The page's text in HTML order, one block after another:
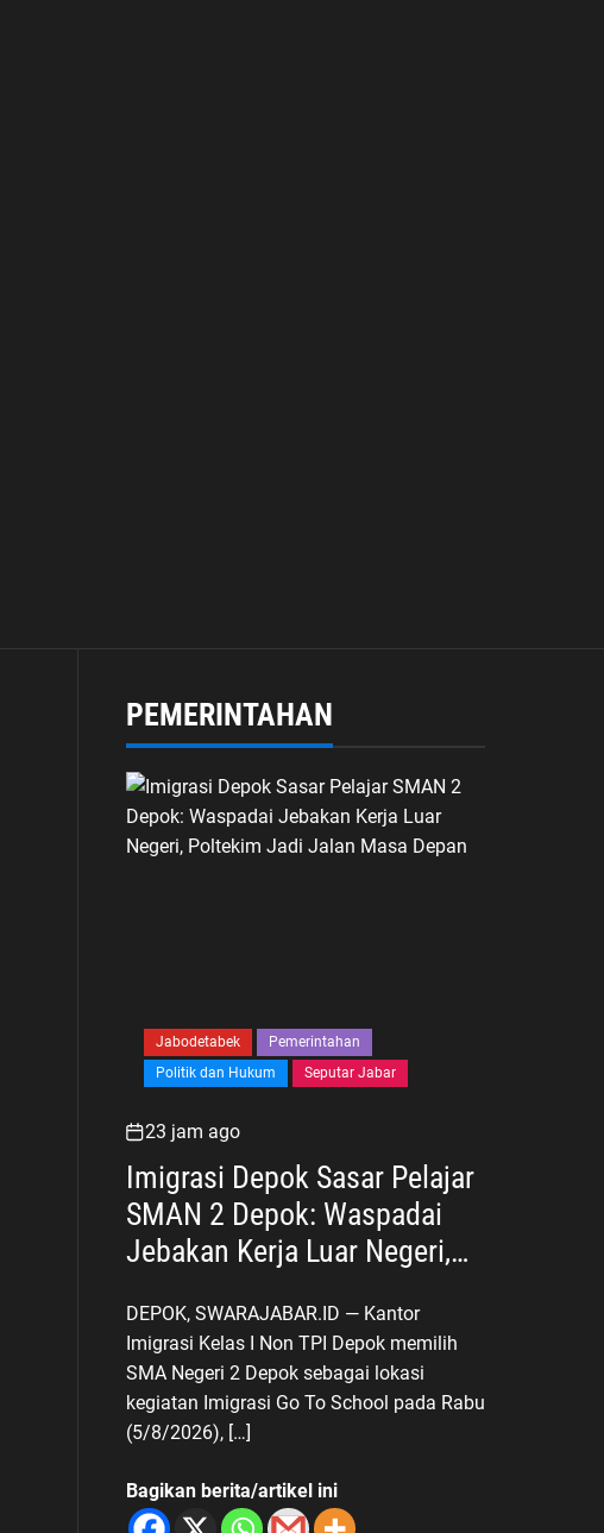
PEMERINTAHAN
Jabodetabek
Pemerintahan
Politik dan Hukum
Seputar Jabar
23 jam ago
Imigrasi Depok Sasar Pelajar
SMAN 2 Depok: Waspadai
Jebakan Kerja Luar Negeri,
Depan
DEPOK, SWARAJABAR.ID — Kantor
Imigrasi Kelas I Non TPI Depok memilih
SMA Negeri 2 Depok sebagai lokasi
kegiatan Imigrasi Go To School pada Rabu
(5/8/2026), […]
Bagikan berita/artikel ini